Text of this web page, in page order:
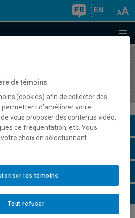
FR EN
de témoins
(cookies) afin de collecter des
d’améliorer votre
vous proposer des contenus vidéo,
de fréquentation, etc. Vous
choix en sélectionnant
Tout refuser
les témoins